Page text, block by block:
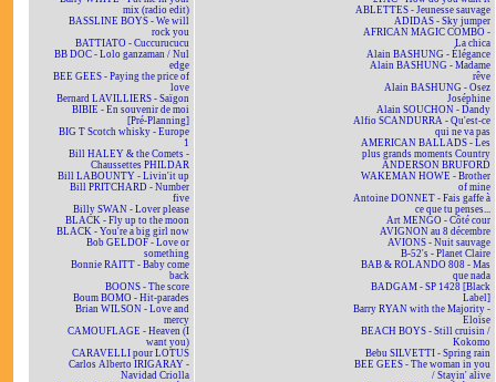
mix (radio edit)
BASSLINE BOYS - We will
rock you
BATTIATO - Cuccurucucu
BB DOC - Lolo ganzaman / Nul
edge
BEE GEES - Paying the price of
love
Bernard LAVILLIERS - Saïgon
BIBIE - En souvenir de moi
[Pré-Planning]
BIG T Scotch whisky - Europe
1
Bill HALEY & the Comets -
Chaussettes PHILDAR
Bill LABOUNTY - Livin'it up
Bill PRITCHARD - Number
five
Billy SWAN - Lover please
BLACK - Fly up to the moon
BLACK - You're a big girl now
Bob GELDOF - Love or
something
Bonnie RAITT - Baby come
back
BOONS - The score
Boum BOMO - Hit-parades
Brian WILSON - Love and
mercy
CAMOUFLAGE - Heaven (I
want you)
CARAVELLI pour LOTUS
Carlos Alberto IRIGARAY -
Navidad Criolla
ABLETTES - Jeunesse sauvage
ADIDAS - Sky jumper
AFRICAN MAGIC COMBO -
La chica
Alain BASHUNG - Élégance
Alain BASHUNG - Madame
rêve
Alain BASHUNG - Osez
Joséphine
Alain SOUCHON - Dandy
Alfio SCANDURRA - Qu'est-ce
qui ne va pas
AMERICAN BALLADS - Les
plus grands moments Country
ANDERSON BRUFORD
WAKEMAN HOWE - Brother
of mine
Antoine DONNET - Fais gaffe à
ce que tu penses...
Art MENGO - Côté cour
AVIGNON au 8 décembre
AVIONS - Nuit sauvage
B-52's - Planet Claire
BAB & ROLANDO 808 - Mas
que nada
BADGAM - SP 1428 [Black
Label]
Barry RYAN with the Majority -
Eloïse
BEACH BOYS - Still cruisin /
Kokomo
Bebu SILVETTI - Spring rain
BEE GEES - The woman in you
/ Stayin' alive